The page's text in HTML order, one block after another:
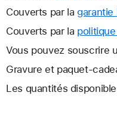
Couverts par la garantie
Couverts par la
Vous pouvez souscrire
Gravure et paquet-
Les quantités